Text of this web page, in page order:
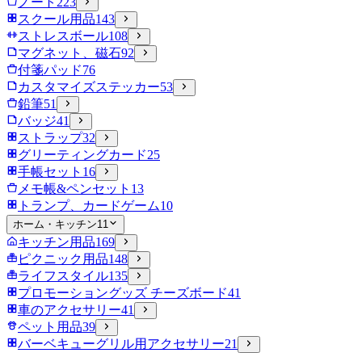
スクール用品143
ストレスボール108
マグネット、磁石92
付箋パッド76
カスタマイズステッカー53
鉛筆51
バッジ41
ストラップ32
グリーティングカード25
手帳セット 16
メモ帳&ペンセット 13
トランプ、カードゲーム10
ホーム・キッチン11
キッチン用品169
ピクニック用品148
ライフスタイル135
プロモーショングッズ チーズボード41
車のアクセサリー41
ペット用品39
バーベキューグリル用アクセサリー21